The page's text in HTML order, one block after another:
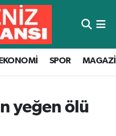
EKONOMİ SPOR
yeğen ölü
ve Fikstür